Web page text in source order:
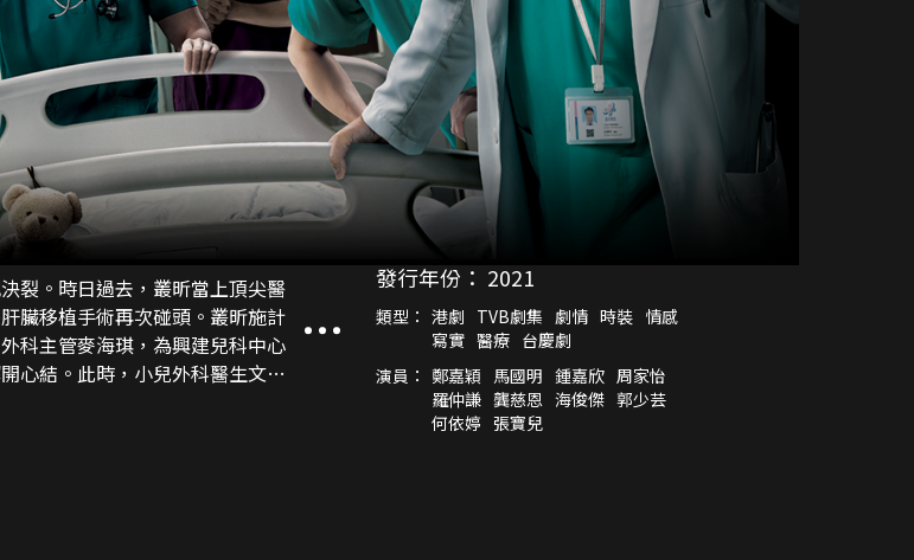
裂。時日過去，叢昕當上頂尖醫
臟移植手術再次碰頭。叢昕施計
科主管麥海琪，為興建兒科中心
心結。此時，小兒外科醫生文柏
誤，思量可要將真相揭開……
發行年份： 2021
類型： 港劇 TVB劇集 劇情 時裝 情感
寫實 醫療 台慶劇
演員： 鄭嘉穎 馬國明 鍾嘉欣 周家怡
羅仲謙 龔慈恩 海俊傑 郭少芸
何依婷 張寶兒